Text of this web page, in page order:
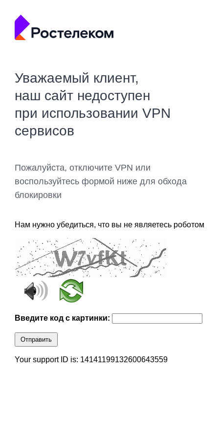
Уважаемый клиент,
наш сайт недоступен
при использовании VPN
сервисов
Пожалуйста, отключите VPN или
воспользуйтесь формой ниже для обхода
блокировки
Нам нужно убедиться, что вы не являетесь роботом
Введите код с картинки:
Отправить
Your support ID is: 14141199132600643559